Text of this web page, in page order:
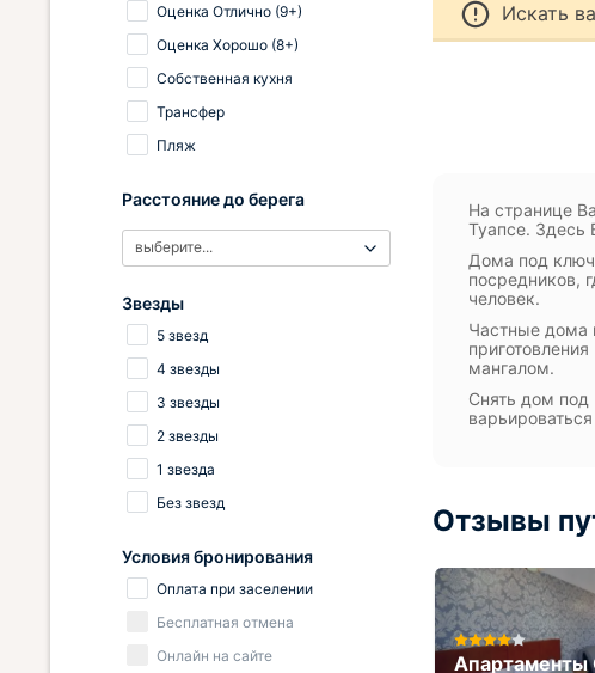
Искать
На странице
Туапсе. Здесь
Дома под ключ
посредников,
человек.
Частные дома
мангалом.
Снять дом под
Отзывы
Мини-отель Brighouse Апартаменты
Оценка Отлично (9+)
Оценка Хорошо (8+)
Собственная кухня
Трансфер
Пляж
Расстояние до берега
выберите...
Звезды
5 звезд
4 звезды
3 звезды
2 звезды
1 звезда
Без звезд
Условия бронирования
Оплата при заселении
Бесплатная отмена
Онлайн на сайте